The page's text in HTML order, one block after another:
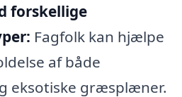
forskellige
Fagfolk kan hjælpe
af både
eksotiske græsplæner.